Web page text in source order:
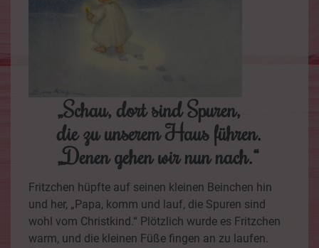
„Schau, dort sind Spuren,
die zu unserem Haus führen.
„Denen gehen wir nun nach.“
Fritzchen hüpfte auf seinen kleinen Beinchen hin
und her, „Papa, komm und lauf, die Spuren sind
wohl vom Christkind.“ Plötzlich wurde es Fritzchen
warm, und die kleinen Füße fingen an zu laufen.